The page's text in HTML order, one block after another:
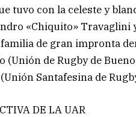
tuvo con la celeste y
«Chiquito» Travaglini
de gran impronta
(Unión de Rugby de
Santafesina de
DE LA UAR